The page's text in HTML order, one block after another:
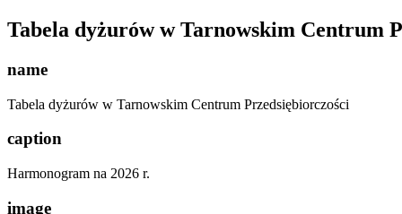
Tabela dyżurów w Tarnowskim Centrum
name
Tabela dyżurów w Tarnowskim Centrum Przedsiębiorczości
caption
Harmonogram na 2026 r.
image